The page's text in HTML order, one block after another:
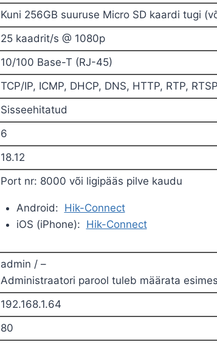
Kuni 256GB suuruse Micro SD kaardi tugi
25 kaadrit/s @ 1080p
10/100 Base-T (RJ-45)
TCP/IP, ICMP, DHCP, DNS, HTTP, RTP,
Sisseehitatud
6
18.12
Port nr: 8000 või ligipääs pilve kaudu
Android: Hik-Connect
iOS (iPhone): Hik-Connect
admin / –
Administraatori parool tuleb määrata
192.168.1.64
80